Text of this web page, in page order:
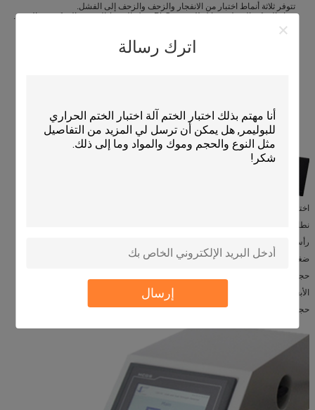
اترك رسالة
إرسال
تتوفر ثلاثة أنماط اختبار من الانفجار والزحف والزحف إلى الفشل.
جهاز التحكم المنطقي قابل للبرمجة PLC يدرك الضغط الدقيق والتحكم في الوقت.
شاشة لمسة TFT 7 بوصة لتحديد المعلمات وتشغيل الاختبار.
يمكن حفظ مجموعات متعددة من معايير الاختبار لتجنب وقت الإعداد المتكرر.
نتائج الاختبار الإحصاءات السيارات والتخزين.
اختبار انفجار الضغط الداخلي
نطاق الضغط 0 ~ 600 KPa ؛ 0 ~ 87.0 psi (المعيار)
رأس نفخ Φ4mm (القياسية)
ضغط الغاز 0.4 مبا ~ 0.9 مبا
حجم منفذ Φ6 ملم خرطوم PU
الأبعاد 400 ملم (L) × 270 ملم (W) × 180 ملم (H)
حجم القاعدة 375 ملم (L) × 275 ملم (W) × 345 ملم (H)